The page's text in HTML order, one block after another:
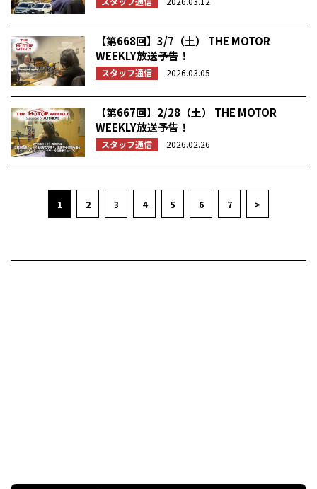
【第668回】3/7（土） THE MOTOR
WEEKLY放送予告！
スタッフ通信 2026.03.05
【第667回】2/28（土） THE MOTOR
WEEKLY放送予告！
スタッフ通信 2026.02.26
1 2 3 4 5 6 7 >